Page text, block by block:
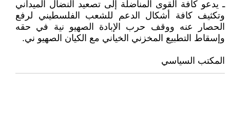
ـ يدعو كافة القوى المناضلة إلى تصعيد النضال الميداني
وتكثيف كافة أشكال الدعم للشعب الفلسطيني لرفع
الحصار عنه ووقف حرب الإبادة الصهيو نية في حقه
وإسقاط التطبيع المخزني الخياني مع الكيان الصهيو ني.
المكتب السياسي